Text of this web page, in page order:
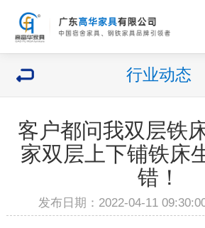
行业动态
客户都问我双层铁
家双层上下铺铁床
错！
发布日期：2022-04-11